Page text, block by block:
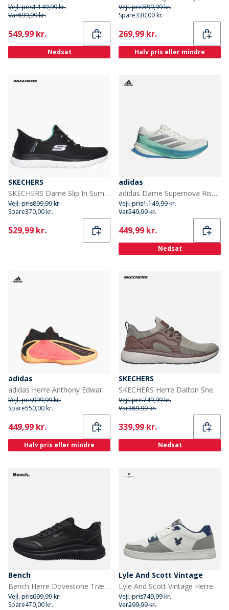
Vejl. pris1.149,99 kr.
Var699,99 kr.
Current
549,99 kr.
Nedsat
Vejl. pris599,99 kr.
Spare330,00 kr.
Current
269,99 kr.
Halv pris eller mindre
SKECHERS
SKECHERS Dame Slip In Summits Sneakers Sort
Vejl. pris899,99 kr.
Spare370,00 kr.
Current
529,99 kr.
adidas
adidas Dame Supernova Rise 2 Neutrale Løbesko Chalk White/Silver Metallic/Glory Green
Vejl. pris1.149,99 kr.
Var549,99 kr.
Current
449,99 kr.
Nedsat
adidas
adidas Herre Anthony Edwards 2 'Med kærlighed' Basketballsko Acid Orange/Core Black/Acid Red
Vejl. pris999,99 kr.
Spare550,00 kr.
Current
449,99 kr.
Halv pris eller mindre
SKECHERS
SKECHERS Herre Dalton Sneakers Natural
Vejl. pris749,99 kr.
Var369,99 kr.
Current
339,99 kr.
Nedsat
Bench
Bench Herre Dovestone Træningssko Sort
Vejl. pris699,99 kr.
Spare470,00 kr.
Lyle And Scott Vintage
Lyle And Scott Vintage Herre Callum Træningssko White Blue
Vejl. pris749,99 kr.
Var299,99 kr.